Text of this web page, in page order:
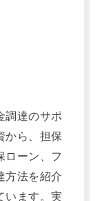
調達のサポ
から、担保
ローン、フ
方法を紹介
います。実